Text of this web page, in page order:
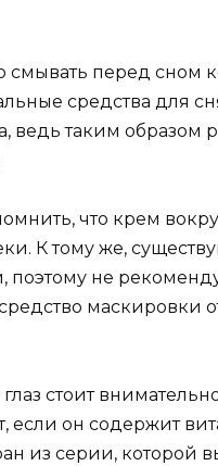
смывать перед сном
средства для
ведь таким образом
что крем
К тому же,
поэтому не
маскировки
стоит
если он содержит
из серии, которой